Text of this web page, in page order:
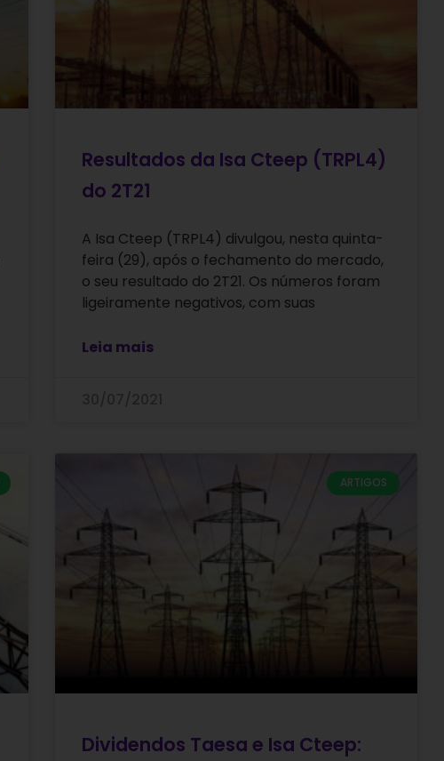
Resultados da Isa Cteep (TRPL4)
do 2T21
A Isa Cteep (TRPL4) divulgou, nesta quinta-
feira (29), após o fechamento do mercado,
o seu resultado do 2T21. Os números foram
ligeiramente negativos, com suas
Leia mais
ARTIGOS
Dividendos Taesa e Isa Cteep: